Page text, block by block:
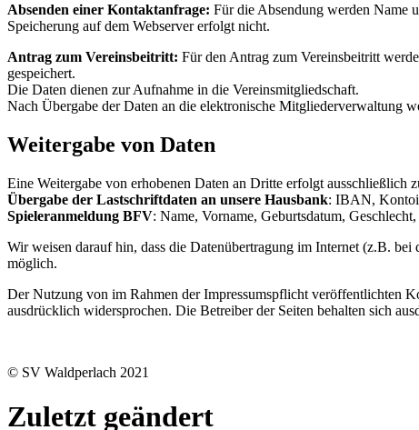
Absenden einer Kontaktanfrage: Für die Absendung werden Name
Speicherung auf dem Webserver erfolgt nicht.
Antrag zum Vereinsbeitritt: Für den Antrag zum Vereinsbeitritt
gespeichert.
Die Daten dienen zur Aufnahme in die Vereinsmitgliedschaft.
Nach Übergabe der Daten an die elektronische Mitgliederverwaltung
Weitergabe von Daten
Eine Weitergabe von erhobenen Daten an Dritte erfolgt
Übergabe der Lastschriftdaten an unsere Hausbank: IBAN,
Spieleranmeldung BFV: Name, Vorname, Geburtsdatum,
Wir weisen darauf hin, dass die Datenübertragung im Internet (z.B.
möglich.
Der Nutzung von im Rahmen der Impressumspflicht veröffentlichten
ausdrücklich widersprochen. Die Betreiber der Seiten behalten sich
© SV Waldperlach 2021
Zuletzt geändert